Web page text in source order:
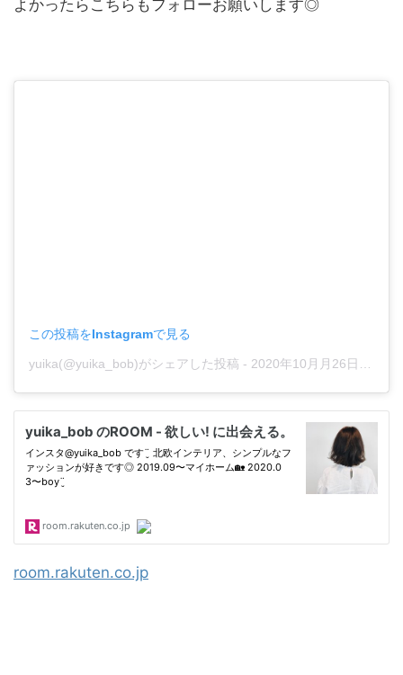
よかったらこちらもフォローお願いします◎
この投稿をInstagramで見る
yuika(@yuika_bob)がシェアした投稿 - 2020年10月月26日午前2時06分PDT
room.rakuten.co.jp